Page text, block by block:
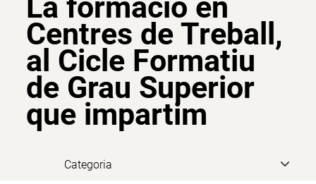
La formació en
Centres de Treball,
al Cicle Formatiu
de Grau Superior
que impartim